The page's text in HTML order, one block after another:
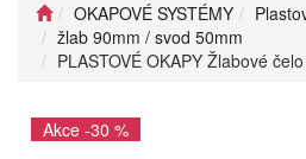
OKAPOVÉ SYSTÉMY
žlab 90mm / svod 50mm
PLASTOVÉ OKAPY Žlabové
Akce -30 %